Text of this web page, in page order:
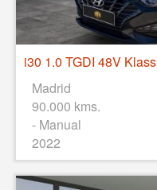
i30 1.0 TGDI 48V Klass
Madrid
90.000 kms.
- Manual
2022